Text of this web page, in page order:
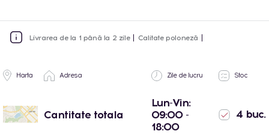
Livrarea de la 1 până la 2 zile Calitate poloneză
Harta Adresa Zile de lucru Stoc
Cantitate totala
Lun-Vin:
09:00 -
18:00
4 buc.